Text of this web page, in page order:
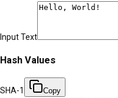
Input Text
Hash Values
SHA-1 Copy